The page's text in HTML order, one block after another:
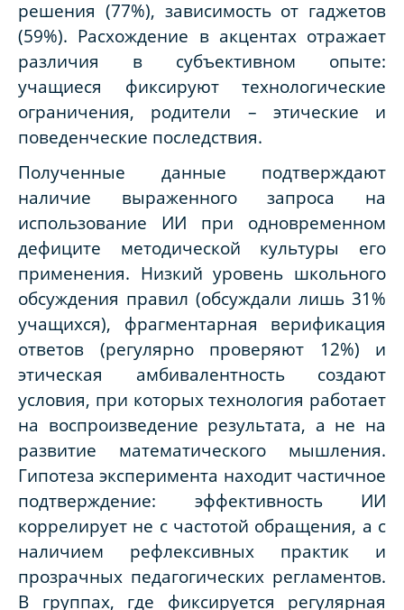
решения (77%), зависимость от гаджетов
(59%). Расхождение в акцентах отражает
различия в субъективном опыте:
учащиеся фиксируют технологические
ограничения, родители – этические и
поведенческие последствия.
Полученные данные подтверждают
наличие выраженного запроса на
использование ИИ при одновременном
дефиците методической культуры его
применения. Низкий уровень школьного
обсуждения правил (обсуждали лишь 31%
учащихся), фрагментарная верификация
ответов (регулярно проверяют 12%) и
этическая амбивалентность создают
условия, при которых технология работает
на воспроизведение результата, а не на
развитие математического мышления.
Гипотеза эксперимента находит частичное
подтверждение: эффективность ИИ
коррелирует не с частотой обращения, а с
наличием рефлексивных практик и
прозрачных педагогических регламентов.
В группах, где фиксируется регулярная